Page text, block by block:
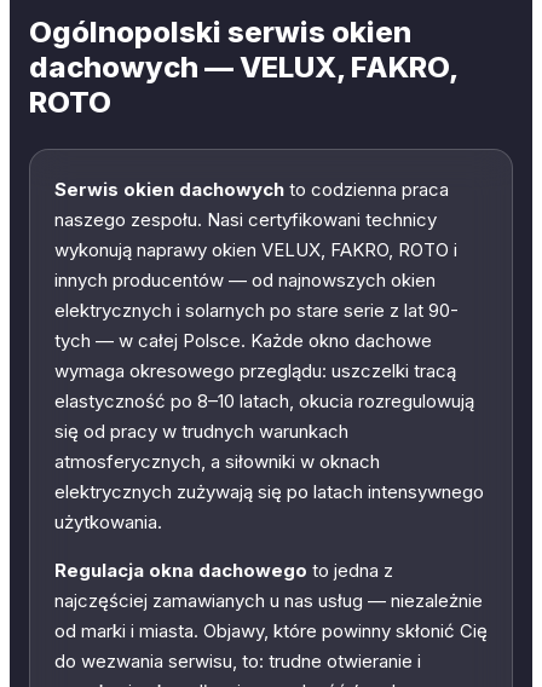
Ogólnopolski serwis okien
dachowych — VELUX, FAKRO,
ROTO
Serwis okien dachowych to codzienna praca
naszego zespołu. Nasi certyfikowani technicy
wykonują naprawy okien VELUX, FAKRO, ROTO i
innych producentów — od najnowszych okien
elektrycznych i solarnych po stare serie z lat 90-
tych — w całej Polsce. Każde okno dachowe
wymaga okresowego przeglądu: uszczelki tracą
elastyczność po 8–10 latach, okucia rozregulowują
się od pracy w trudnych warunkach
atmosferycznych, a siłowniki w oknach
elektrycznych zużywają się po latach intensywnego
użytkowania.
Regulacja okna dachowego to jedna z
najczęściej zamawianych u nas usług — niezależnie
od marki i miasta. Objawy, które powinny skłonić Cię
do wezwania serwisu, to: trudne otwieranie i